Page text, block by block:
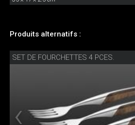
Produits alternatifs :
SET DE FOURCHETTES 4 PCES.